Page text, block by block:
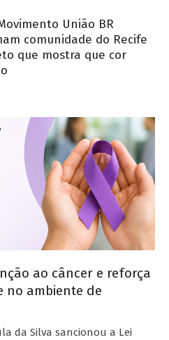
União BR
comunidade do Recife
que mostra que cor
ao câncer e reforça
no ambiente de
da Silva sancionou a Lei